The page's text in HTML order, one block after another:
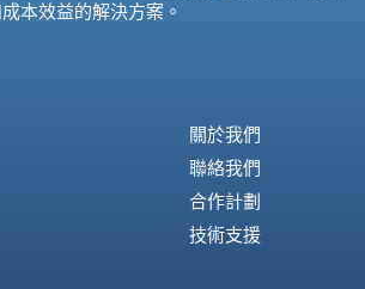
本效益的解決方案。
關於我們
聯絡我們
合作計劃
技術支援